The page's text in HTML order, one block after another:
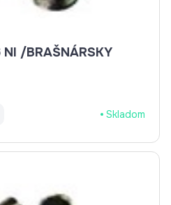
NIT DUTÝ 3,0X7 66 NI /BRAŠNÁRSKY
Skladom